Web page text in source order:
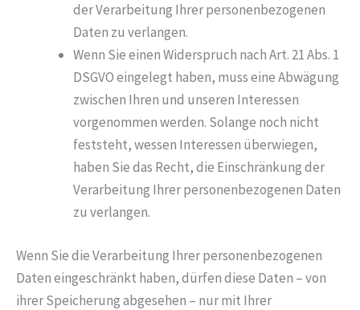
der Verarbeitung Ihrer personenbezogenen
Daten zu verlangen.
Wenn Sie einen Widerspruch nach Art. 21 Abs. 1
DSGVO eingelegt haben, muss eine Abwägung
zwischen Ihren und unseren Interessen
vorgenommen werden. Solange noch nicht
feststeht, wessen Interessen überwiegen,
haben Sie das Recht, die Einschränkung der
Verarbeitung Ihrer personenbezogenen Daten
zu verlangen.
Wenn Sie die Verarbeitung Ihrer personenbezogenen
Daten eingeschränkt haben, dürfen diese Daten – von
ihrer Speicherung abgesehen – nur mit Ihrer